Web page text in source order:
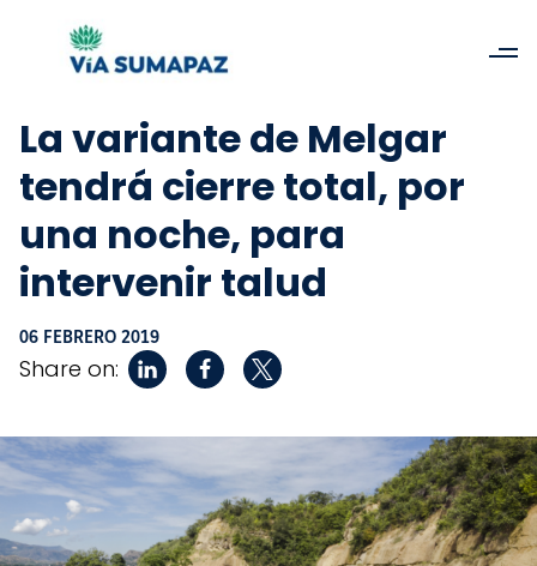
La variante de Melgar
tendrá cierre total, por
una noche, para
intervenir talud
06 FEBRERO 2019
Share on: